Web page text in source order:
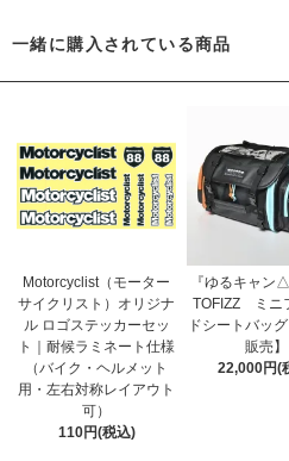
一緒に購入されている商品
Motorcyclist（モーター
サイクリスト）オリジナ
ル ロゴステッカーセッ
ト｜耐候ラミネート仕様
（バイク・ヘルメット
用・左右対称レイアウト
可）
110円(税込)
『ゆるキャン
TOFIZZ ミニ
ドシートバッ
販売】
22,000円(